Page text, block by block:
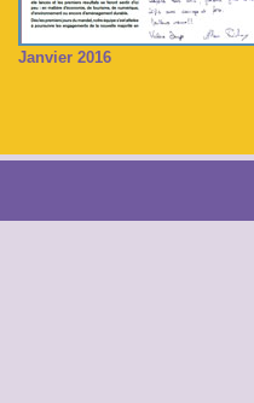
Janvier 2016